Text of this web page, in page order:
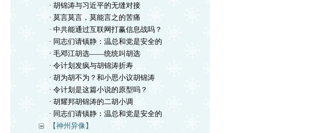
· 胡锦涛与习近平的无缝对接
· 莫言莫言，莫能言之的苦痛
· 中共能通过互联网打赢信息战吗？
· 同志们请镇静：温总和党是安全的
· 毛邓江胡选——统统叫胡选
· 令计划发疯与胡锦涛折寿
· 胡为胡不为？和小思小议胡锦涛
· 令计划是这篇小说的原型吗？
· 胡耀邦胡锦涛的二胡小调
· 同志们请镇静：温总和党是安全的
【神州异像】